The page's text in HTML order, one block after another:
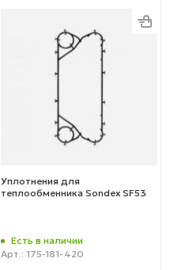
Уплотнения для
теплообменника Sondex SF53
Есть в наличии
Арт.: 175-181-420